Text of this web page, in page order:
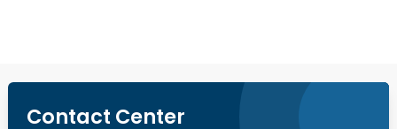
Contact Center